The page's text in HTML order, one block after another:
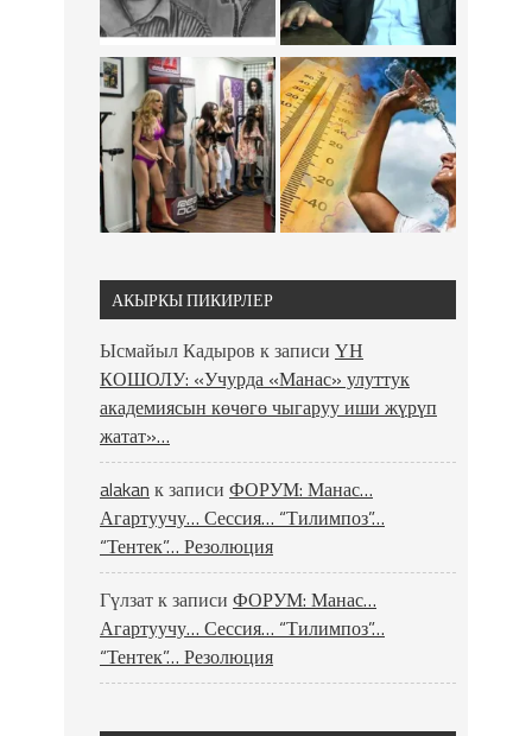
АКЫРКЫ ПИКИРЛЕР
Ысмайыл Кадыров к записи ҮН
КОШОЛУ: «Учурда «Манас» улуттук
академиясын көчөгө чыгаруу иши жүрүп
жатат»…
alakan к записи ФОРУМ: Манас…
Агартуучу… Сессия… “Тилимпоз”…
“Тентек”… Резолюция
Гүлзатк записи ФОРУМ: Манас…
Агартуучу… Сессия… “Тилимпоз”…
“Тентек”… Резолюция